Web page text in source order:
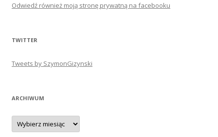
Odwiedź również moją stronę prywatną na facebooku
TWITTER
Tweets by SzymonGizynski
ARCHIWUM
Archiwum